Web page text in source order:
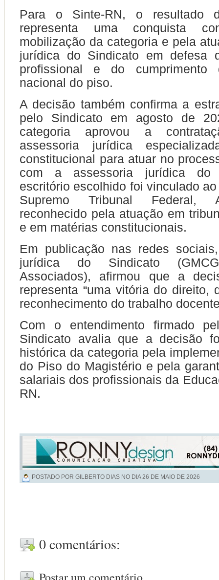
Para o Sinte-RN, o resultado
representa uma conquista
mobilização da categoria e pela
jurídica do Sindicato em defesa
profissional e do cumprimento
nacional do piso.
A decisão também confirma a
pelo Sindicato em agosto de
categoria aprovou a
assessoria jurídica
constitucional para atuar no
com a assessoria jurídica do
escritório escolhido foi vinculado
Supremo Tribunal Federal,
reconhecido pela atuação em
e em matérias constitucionais.
Em publicação nas redes
jurídica do Sindicato
Associados), afirmou que a
representa “uma vitória do direito,
reconhecimento do trabalho
Com o entendimento firmado
Sindicato avalia que a decisão
histórica da categoria pela
do Piso do Magistério e pela
salariais dos profissionais da
RN.
POSTADO POR GILBERTO DIAS NO DIA26 DE MAIO DE 2026
0 comentários: